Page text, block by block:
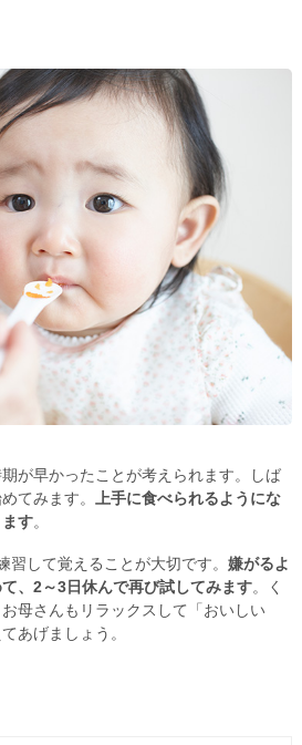
が早かったことが考えられます。しば
てみます。
上手に食べられるようにな
す。
習して覚えることが大切です。 嫌がるよ
、2～3日休んで再び試してみます。く
母さんもリラックスして「おいしい
あげましょう。